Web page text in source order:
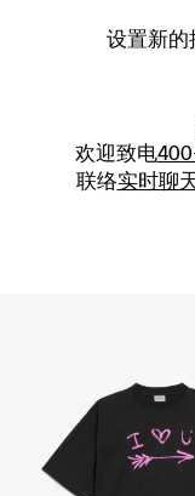
设置新的
欢迎致电
联络实时聊